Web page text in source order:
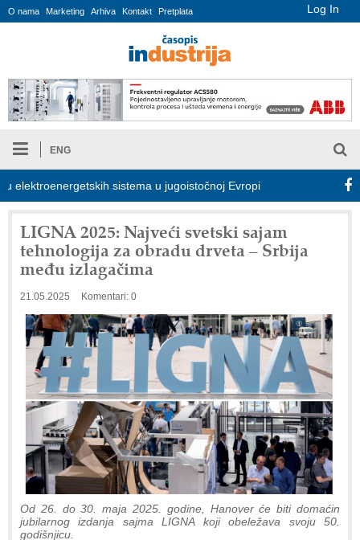
Log In
O nama Marketing Arhiva Kontakt Pretplata
ENG
sistema u jugoistočnoj Evropi
LIGNA 2025: Najveći svetski sajam
tehnologija za obradu drveta – Srbija
među izlagačima
21.05.2025 Komentari: 0
Od 26. do 30. maja 2025. godine, Hanover će biti domaćin
jubilarnog izdanja sajma LIGNA koji obeležava svoju 50.
godišnjicu.